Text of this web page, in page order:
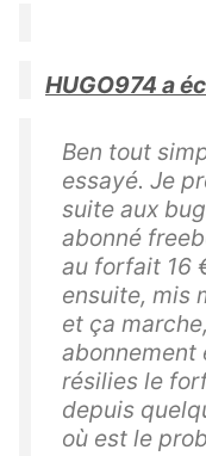
HUGO974 a
Ben tout
essayé. Je
suite aux
abonné
au forfait 16
ensuite, mis
et ça
abonnement
résilies le
depuis
où est le